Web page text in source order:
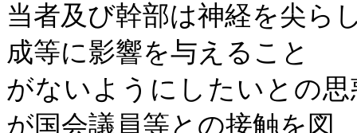
当者及び幹部は神経を尖ら
成等に影響を与えること
がないようにしたいとの
が国会議員等との接触を図